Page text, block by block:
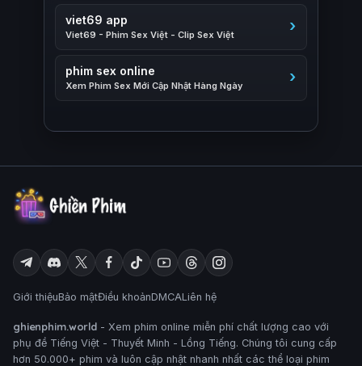
viet69 app
Viet69 - Phim Sex Việt - Clip Sex Việt
phim sex online
Xem Phim Sex Mới Cập Nhật Hàng Ngày
Giới thiệuBảo mậtĐiều khoảnDMCALiên hệ
ghienphim.world - Xem phim online miễn phí chất lượng cao với
phụ đề Tiếng Việt - Thuyết Minh - Lồng Tiếng. Chúng tôi cung cấp
hơn 50.000+ phim và luôn cập nhật nhanh nhất các thể loại phim